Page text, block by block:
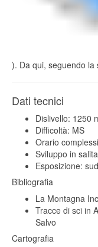
). Da qui, seguendo
Dati tecnici
Dislivello: 1250
Difficoltà: MS
Orario
Sviluppo in
Esposizione:
Bibliografia
La Montagna
Tracce di sci in
Salvo
Cartografia